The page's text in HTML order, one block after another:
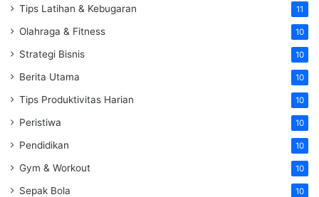
Tips Latihan & Kebugaran 11
Olahraga & Fitness 10
Strategi Bisnis 10
Berita Utama 10
Tips Produktivitas Harian 10
Peristiwa 10
Pendidikan 10
Gym & Workout 10
Sepak Bola 10